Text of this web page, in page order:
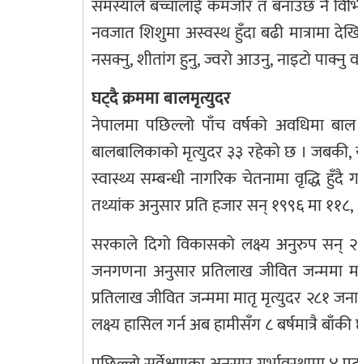
समस्याले बच्चालाई कमजोर त बनाउँछ नै
नवजात शिशुमा अस्वस्थ हुँदा बढी मात्रामा
नसक्नु, शीतांग हुनु, ज्वरो आउनु, नाइटो
घट्दै क्रममा बालमृत्युदर
नेपालमा पछिल्लो पाँच वर्षको अवधिमा
बालबालिकाको मृत्युदर ३३ रहेको छ । जबकी,
स्वास्थ्य सम्बन्धी नागरिक चेतनामा वृद्धि
तथ्यांक अनुसार प्रति हजार सन् १९९६ मा
सरकाले दिगो विकासको लक्ष्य अनुरुप सन्
जनगणना अनुसार प्रतिलाख जीवित
प्रतिलाख जीवित जन्ममा मातृ मृत्युदर २८१
लक्ष्य हासिल गर्न अब हामीसँग ८ बर्षमात्रै